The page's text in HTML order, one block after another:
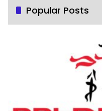
Popular Posts